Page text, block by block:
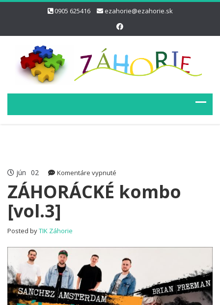
0905 625416 ezahorie@ezahorie.sk
jún 02 Komentáre vypnuté
kombo
ZÁHORÁCKÉ kombo
[vol.3]
Posted byTIK Záhorie